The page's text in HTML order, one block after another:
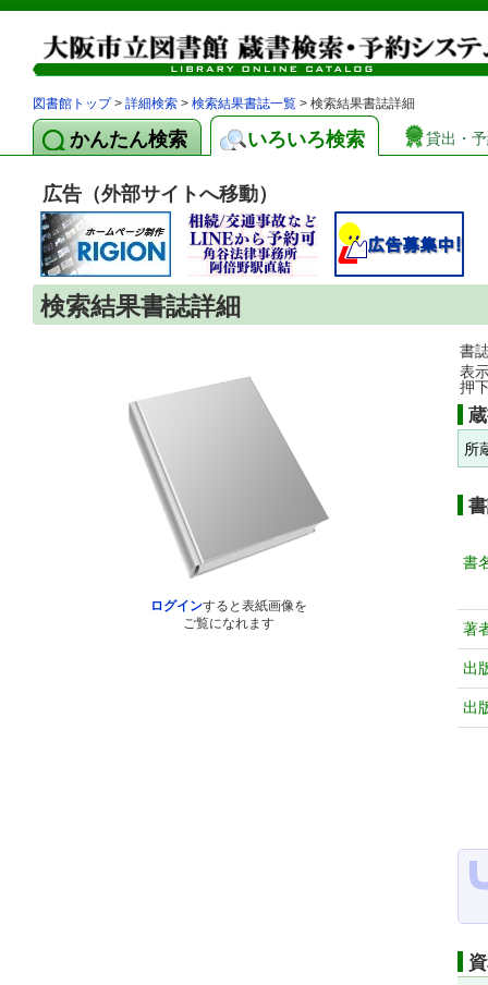
図書館トップ> 詳細検索 > 検索結果書誌一覧 > 検索結果書誌詳細
かんたん検索 いろいろ検索 貸出・
広告（外部サイトへ移動）
検索結果書誌詳細
ログインすると表紙画像を
ご覧になれます
書
表
押
所
書
著
出
出